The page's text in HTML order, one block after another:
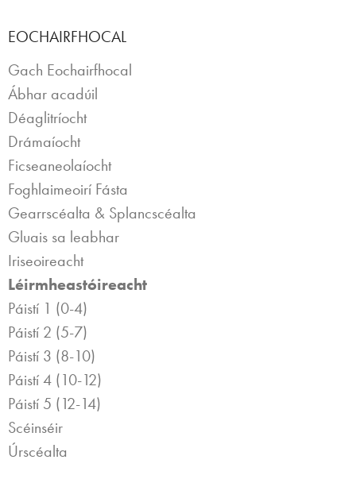
EOCHAIRFHOCAL
Gach Eochairfhocal
Ábhar acadúil
Déaglitríocht
Drámaíocht
Ficseaneolaíocht
Foghlaimeoirí Fásta
Gearrscéalta & Splancscéalta
Gluais sa leabhar
Iriseoireacht
Léirmheastóireacht
Páistí 1 (0-4)
Páistí 2 (5-7)
Páistí 3 (8-10)
Páistí 4 (10-12)
Páistí 5 (12-14)
Scéinséir
Úrscéalta